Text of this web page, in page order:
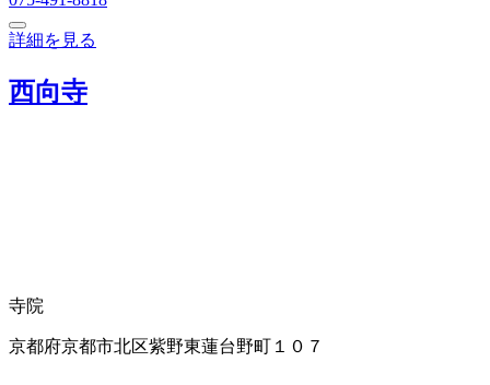
詳細を見る
西向寺
寺院
京都府京都市北区紫野東蓮台野町１０７